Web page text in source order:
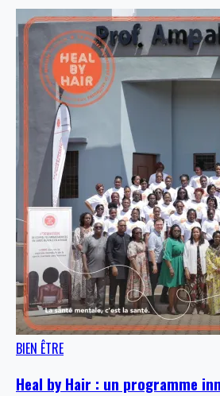
BIEN ÊTRE
Heal by Hair : un programme